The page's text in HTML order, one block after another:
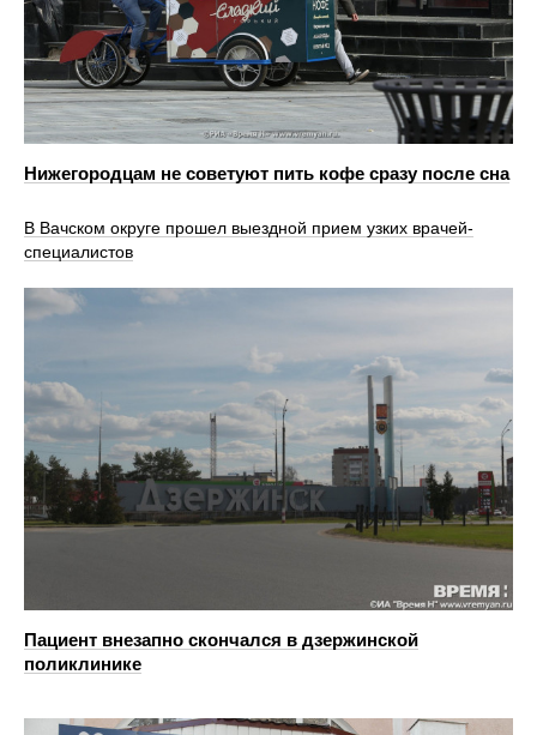
Нижегородцам не советуют пить кофе сразу после сна
В Вачском округе прошел выездной прием узких врачей-
специалистов
Пациент внезапно скончался в дзержинской
поликлинике